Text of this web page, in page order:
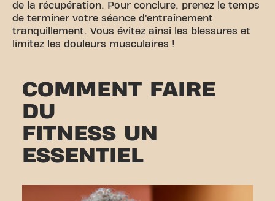
de la récupération. Pour conclure, prenez le temps
de terminer votre séance d’entraînement
tranquillement. Vous évitez ainsi les blessures et
limitez les douleurs musculaires !
COMMENT FAIRE
DU
FITNESS UN
ESSENTIEL